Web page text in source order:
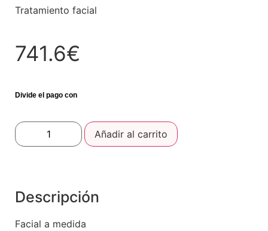
Tratamiento facial
741.6€
Añadir al carrito
Descripción
Facial a medida